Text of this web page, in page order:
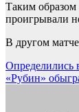
Таким образом
проигрывали
В другом
по
Определились
«Рубин»